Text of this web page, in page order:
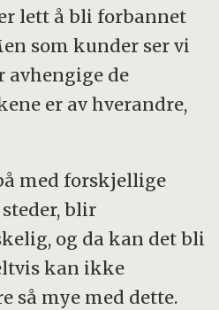
lett å bli forbannet
som kunder ser vi
avhengige de
er av hverandre,
med forskjellige
blir
og da kan det bli
kan ikke
så mye med dette.